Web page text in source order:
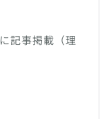
記事掲載（理